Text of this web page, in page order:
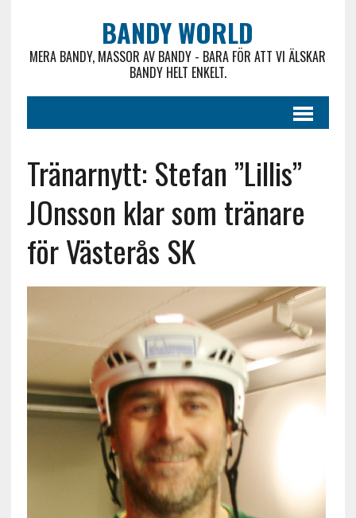
BANDY WORLD
MERA BANDY, MASSOR AV BANDY - BARA FÖR ATT VI ÄLSKAR
BANDY HELT ENKELT.
Tränarnytt: Stefan ”Lillis”
JOnsson klar som tränare
för Västerås SK